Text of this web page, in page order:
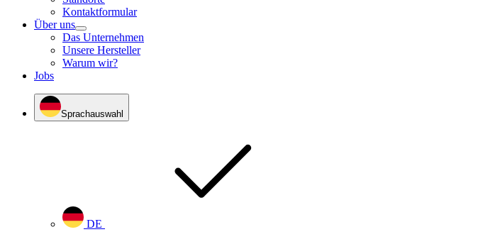
Kontaktformular
Über uns
Das Unternehmen
Unsere Hersteller
Warum wir?
Jobs
Sprachauswahl
DE